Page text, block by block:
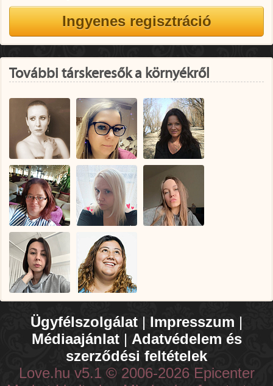
További társkeresők a környékről
Ügyfélszolgálat | Impresszum |
Médiaajánlat| Adatvédelem és
szerződési feltételek
Love.hu v5.1 © 2006-2026 Epicenter